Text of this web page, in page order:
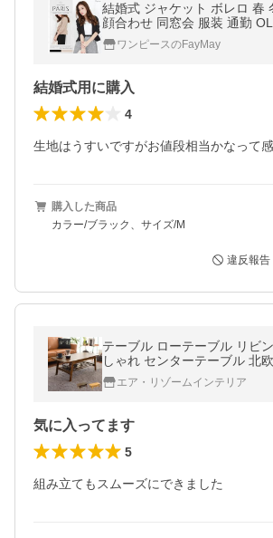
結婚式 ジャケット ボレロ 春
顔合わせ 同窓会 服装 通勤 OL
ィー 大人 20代30代40代50代 上品 羽織り レ
ディース 参観日
ワンピースのFayMay
結婚式用に購入
4
生地はうすいですがお値段相当かなって
購入した商品
カラー/ブラック、サイズ/M
違反報告
テーブル ローテーブル リビ
しゃれ センターテーブル 北
棚付き ウォールナット カフ
ヒーテーブル
エア・リゾームインテリア
気に入ってます
5
組み立てもスムーズにできました